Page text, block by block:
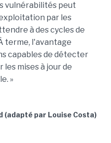
vulnérabilités peut
par les
à des cycles de
terme, l'avantage
capables de détecter
les mises à jour de
»
(adapté par Louise Costa)